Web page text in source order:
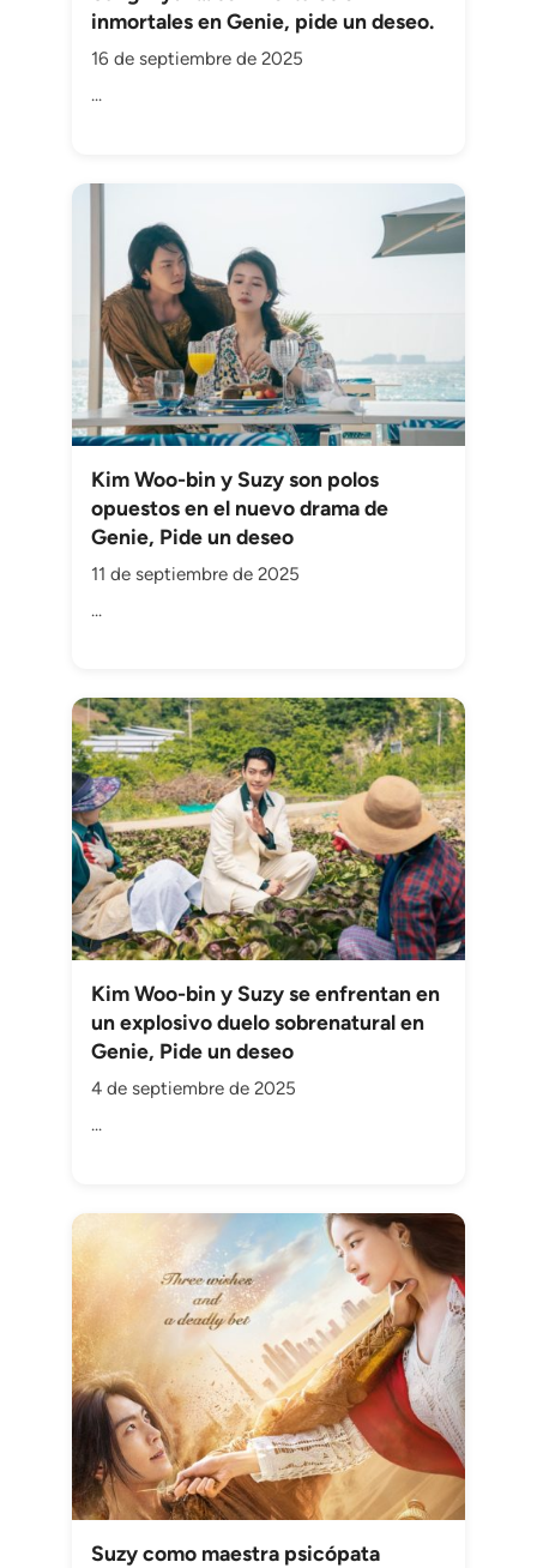
inmortales en Genie, pide un deseo.
16 de septiembre de 2025
...
Kim Woo-bin y Suzy son polos
opuestos en el nuevo drama de
Genie, Pide un deseo
11 de septiembre de 2025
...
Kim Woo-bin y Suzy se enfrentan en
un explosivo duelo sobrenatural en
Genie, Pide un deseo
4 de septiembre de 2025
...
Suzy como maestra psicópata